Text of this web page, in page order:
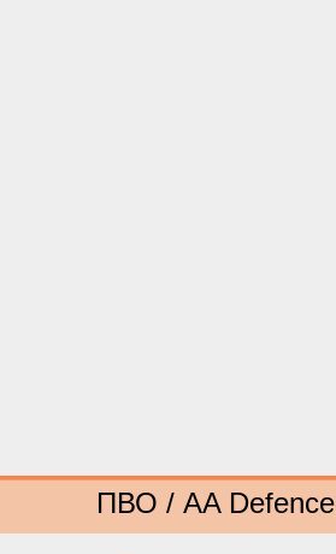
ПВО / AA Defence